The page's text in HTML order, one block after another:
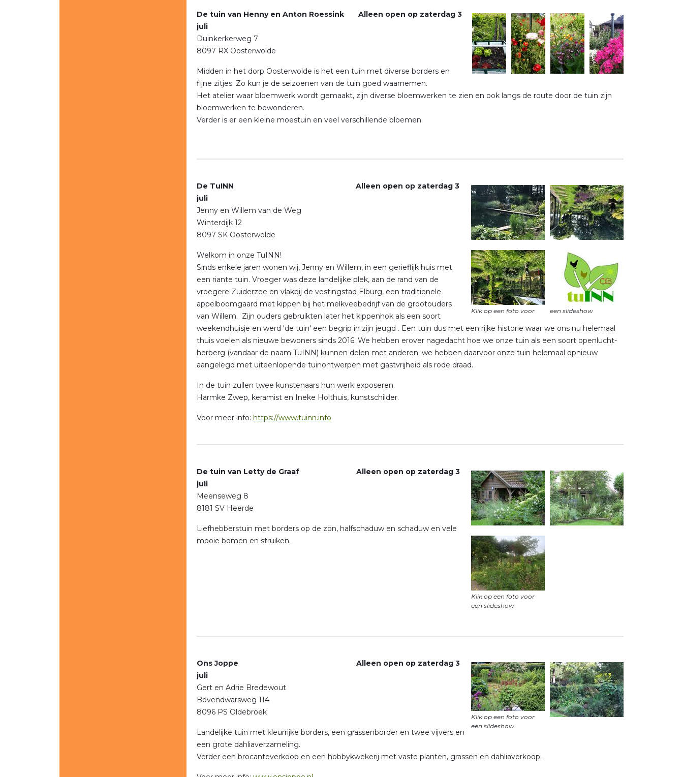
De tuin van Henny en Anton Roessink Alleen open op zaterdag 3
juli
Duinkerkerweg 7
8097 RX Oosterwolde
Midden in het dorp Oosterwolde is het een tuin met diverse borders en
fijne zitjes. Zo kun je de seizoenen van de tuin goed waarnemen.
Het atelier waar bloemwerk wordt gemaakt, zijn diverse bloemwerken te zien en ook langs de route door de tuin zijn
bloemwerken te bewonderen.
Verder is er een kleine moestuin en veel verschillende bloemen.
De TuINN Alleen open op zaterdag 3
juli
Jenny en Willem van de Weg
Winterdijk 12
8097 SK Oosterwolde
Welkom in onze TuINN!
Sinds enkele jaren wonen wij, Jenny en Willem, in een gerieflijk huis met
een riante tuin. Vroeger was deze landelijke plek, aan de rand van de
vroegere Zuiderzee en vlakbij de vestingstad Elburg, een traditionele
appelboomgaard met kippen bij het melkveebedrijf van de grootouders
van Willem. Zijn ouders gebruikten later het kippenhok als een soort
weekendhuisje en werd 'de tuin' een begrip in zijn jeugd . Een tuin dus met een rijke historie waar we ons nu helemaal
thuis voelen als nieuwe bewoners sinds 2016. We hebben erover nagedacht hoe we onze tuin als een soort openlucht-
herberg (vandaar de naam TuINN) kunnen delen met anderen; we hebben daarvoor onze tuin helemaal opnieuw
aangelegd met uiteenlopende tuinontwerpen met gastvrijheid als rode draad.
In de tuin zullen twee kunstenaars hun werk exposeren.
Harmke Zwep, keramist en Ineke Holthuis, kunstschilder.
Voor meer info: https://www.tuinn.info
Klik op een foto voor
De tuin van Letty de Graaf Alleen open op zaterdag 3
juli
Meenseweg 8
8181 SV Heerde
Liefhebberstuin met borders op de zon, halfschaduw en schaduw en vele
mooie bomen en struiken.
Klik op een foto voor
Ons Joppe Alleen open op zaterdag 3
juli
Gert en Adrie Bredewout
Bovendwarsweg 114
8096 PS Oldebroek
Landelijke tuin met kleurrijke borders, een grassenborder en twee vijvers en
een grote dahliaverzameling.
Verder een brocanteverkoop en een hobbykwekerij met vaste planten, grassen en dahliaverkoop.